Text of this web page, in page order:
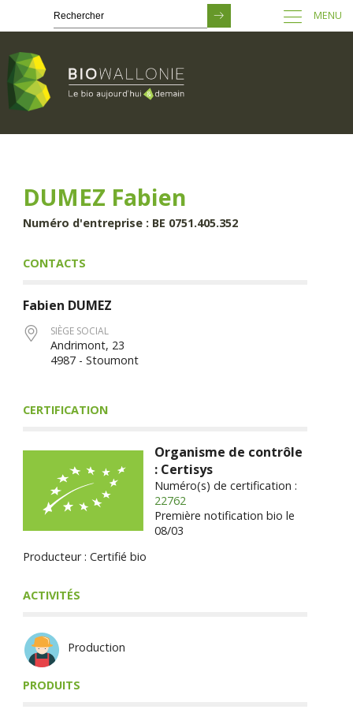
principal
MENU
DUMEZ Fabien
Numéro d'entreprise : BE 0751.405.352
CONTACTS
Fabien DUMEZ
SIÈGE SOCIAL
Andrimont, 23
4987 - Stoumont
CERTIFICATION
Organisme de contrôle
: Certisys
Numéro(s) de certification :
22762
Première notification bio le
08/03
Producteur : Certifié bio
ACTIVITÉS
Production
PRODUITS